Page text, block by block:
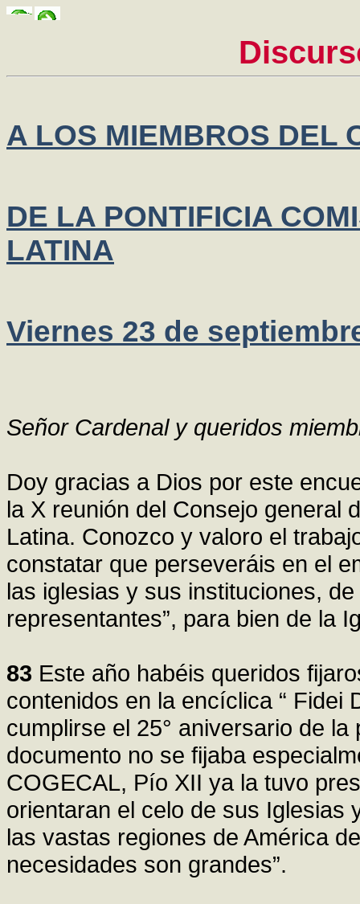
A LOS MIEMBROS DEL
DE LA PONTIFICIA
LATINA
Viernes 23 de
Señor Cardenal y queridos
Doy gracias a Dios por este
la X reunión del Consejo general
Latina. Conozco y valoro el
constatar que perseveráis en el
las iglesias y sus instituciones,
representantes”, para bien de la
83 Este año habéis queridos
contenidos en la encíclica “ Fidei
cumplirse el 25° aniversario de
documento no se fijaba
COGECAL, Pío XII ya la tuvo
orientaran el celo de sus Iglesias
las vastas regiones de América
necesidades son grandes”.